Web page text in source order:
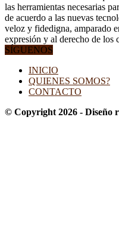
las herramientas necesarias
de acuerdo a las nuevas
veloz y fidedigna, amparado
expresión y al derecho de los
SÍGUENOS
INICIO
QUIENES SOMOS?
CONTACTO
© Copyright 2026 - Diseño